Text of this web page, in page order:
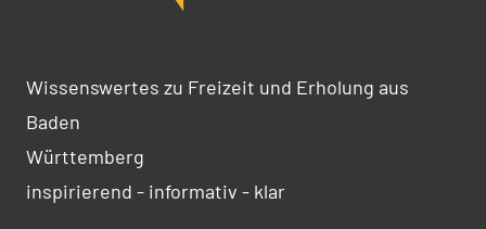
Wissenswertes zu Freizeit und Erholung aus
Baden
Württemberg
inspirierend - informativ - klar